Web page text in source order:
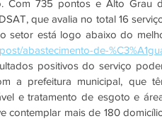
Com 735 pontos e Alto Grau
que avalia no total 16
setor está logo abaixo do
abastecimento-de-
positivos do serviço
a prefeitura municipal, que
e tratamento de esgoto e
contemplar mais de 180